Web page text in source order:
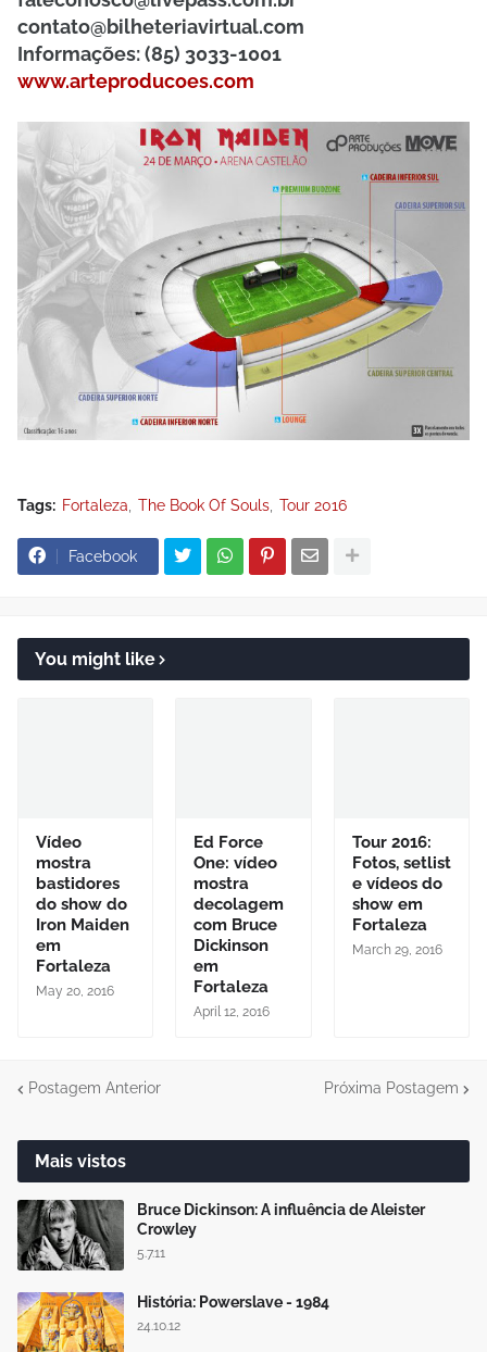
contato@bilheteriavirtual.com
Informações: (85) 3033-1001
www.arteproducoes.com
Tags: Fortaleza The Book Of Souls Tour 2016
Facebook
You might like
Vídeo
mostra
bastidores
do show do
Iron Maiden
em
Fortaleza
May 20, 2016
Ed Force
One: vídeo
mostra
decolagem
com Bruce
Dickinson
em
Fortaleza
April 12, 2016
Tour 2016:
Fotos, setlist
e vídeos do
show em
Fortaleza
March 29, 2016
Postagem Anterior Próxima Postagem
Mais vistos
Bruce Dickinson: A influência de Aleister
Crowley
5.7.11
História: Powerslave - 1984
24.10.12